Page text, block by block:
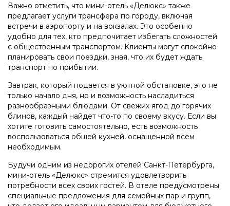
Важно отметить, что мини-отель «Делюкс» также
предлагает услуги трансфера по городу, включая
встречи в аэропорту и на вокзалах. Это особенно
удобно для тех, кто предпочитает избегать сложностей
с общественным транспортом. Клиенты могут спокойно
планировать свои поездки, зная, что их будет ждать
транспорт по прибытии.
Завтрак, который подается в уютной обстановке, это не
только начало дня, но и возможность насладиться
разнообразными блюдами. От свежих ягод до горячих
блинов, каждый найдет что-то по своему вкусу. Если вы
хотите готовить самостоятельно, есть возможность
воспользоваться общей кухней, оснащенной всем
необходимым.
Будучи одним из недорогих отелей Санкт-Петербурга,
мини-отель «Делюкс» стремится удовлетворить
потребности всех своих гостей. В отеле предусмотрены
специальные предложения для семейных пар и групп,